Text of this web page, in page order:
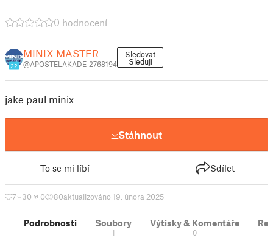
0 hodnocení
22
MINIX MASTER
@APOSTELAKADE_2768194
Sledovat
Sleduji
jake paul minix
Stáhnout
To se mi líbí Sdílet
7 30 0 80aktualizováno 19. února 2025
Podrobnosti Soubory
1
Výtisky & Komentáře
0